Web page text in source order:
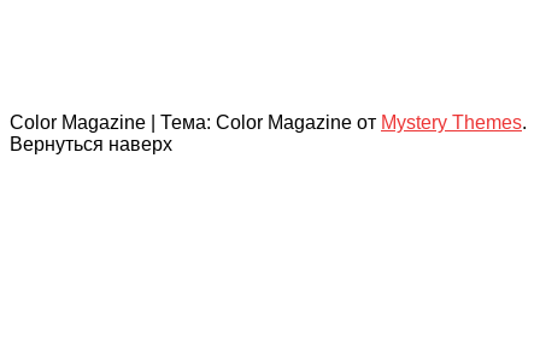
Color Magazine Тема: Color Magazine от Mystery Themes.
Вернуться наверх